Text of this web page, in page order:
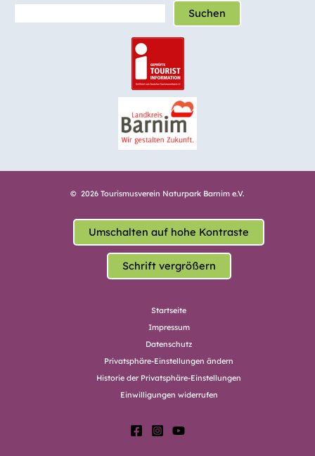
Suchen
© 2026 Tourismusverein Naturpark Barnim e.V.
Umschalten auf hohe Kontraste
Schrift vergrößern
Startseite
Impressum
Datenschutz
Privatsphäre-Einstellungen ändern
Historie der Privatsphäre-Einstellungen
Einwilligungen widerrufen